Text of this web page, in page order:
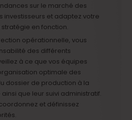
sur le marché des
investisseurs et adaptez votre
en fonction.
opérationnelle, vous
des différents
à ce que vos équipes
optimale des
dossier de production à la
que leur suivi administratif.
et définissez